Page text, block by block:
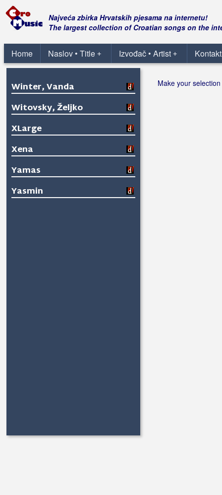
Najveća zbirka Hrvatskih pjesama na internetu!
The largest collection of Croatian songs on the
Home +
Naslov • Title +
Izvođač • Artist
Winter, Vanda
Witovsky, Željko
XLarge
Xena
Yamas
Yasmin
Make your